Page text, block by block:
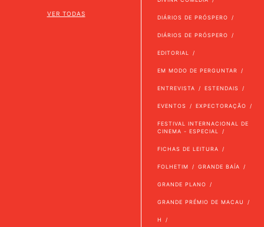
VER TODAS
DIÁRIOS DE PRÓSPERO
DIÁRIOS DE PRÓSPERO
EDITORIAL
EM MODO DE PERGUNTAR
ENTREVISTA ESTENDAIS
EVENTOS EXPECTORAÇÃO
FESTIVAL INTERNACIONAL DE
CINEMA - ESPECIAL
FICHAS DE LEITURA
FOLHETIM GRANDE BAÍA
GRANDE PLANO
GRANDE PRÉMIO DE MACAU
H